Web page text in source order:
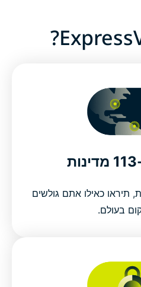
תיראו כאילו אתם גולשים
בעולם.